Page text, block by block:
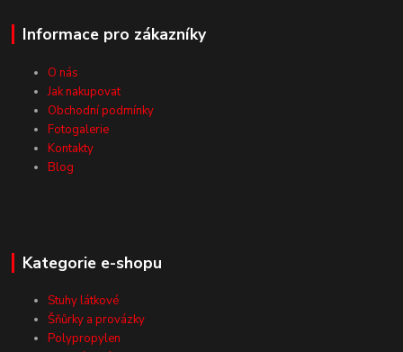
Informace pro zákazníky
O nás
Jak nakupovat
Obchodní podmínky
Fotogalerie
Kontakty
Blog
Kategorie e-shopu
Stuhy látkové
Šňůrky a provázky
Polypropylen